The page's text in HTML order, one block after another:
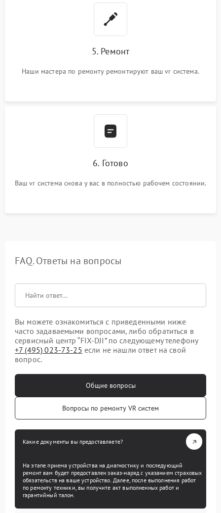
5. Ремонт
Наши мастера по ремонту ремонтируют ваш vr система.
6. Готово
Ваш vr система снова у вас в полностью рабочем состоянии.
FAQ. Ответы на вопросы
Вы можете ознакомиться с приведенными ниже
часто задаваемыми вопросами, либо обратиться в
сервисный центр “FIX-DJI” по следующему телефону
+7 (495) 023-73-25 если не нашли ответ на свой
вопрос.
Общие вопросы
Вопросы по ремонту VR систем
Какие документы вы предоставляете?
На этапе приема устройства на диагностику и последующий
ремонт вам будет предоставлен заказ-наряд с указанием страховых
обязательств на ваше устройство. Далее, после выполнения работ
по ремонту техники, вы получите акт выполненных работ и
гарантийный талон.